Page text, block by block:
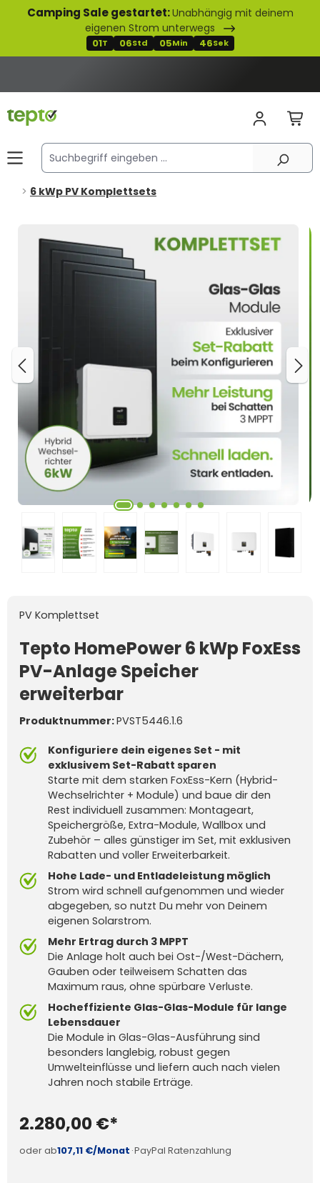
springen
Camping Sale gestartet:Unabhängig mit deinem
eigenen Strom unterwegs
01T 06Std 05Min 45Sek
6 kWp PV Komplettsets
PV Komplettset
Tepto HomePower 6 kWp FoxEss
PV-Anlage Speicher
erweiterbar
Produktnummer:PVST5446.1.6
Konfiguriere dein eigenes Set - mit
exklusivem Set-Rabatt sparen
Starte mit dem starken FoxEss-Kern (Hybrid-
Wechselrichter + Module) und baue dir den
Rest individuell zusammen: Montageart,
Speichergröße, Extra-Module, Wallbox und
Zubehör – alles günstiger im Set, mit exklusiven
Rabatten und voller Erweiterbarkeit.
Hohe Lade- und Entladeleistung möglich
Strom wird schnell aufgenommen und wieder
abgegeben, so nutzt Du mehr von Deinem
eigenen Solarstrom.
Mehr Ertrag durch 3 MPPT
Die Anlage holt auch bei Ost-/West-Dächern,
Gauben oder teilweisem Schatten das
Maximum raus, ohne spürbare Verluste.
Hocheffiziente Glas-Glas-Module für lange
Lebensdauer
Die Module in Glas-Glas-Ausführung sind
besonders langlebig, robust gegen
Umwelteinflüsse und liefern auch nach vielen
Jahren noch stabile Erträge.
2.280,00 €*
oder ab107,11 €/Monat ·PayPal Ratenzahlung